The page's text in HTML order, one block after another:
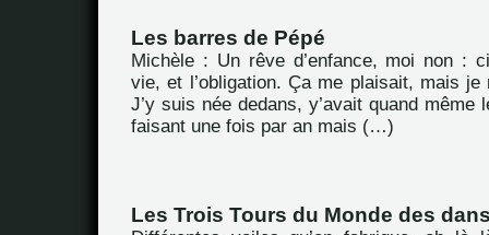
Les barres de Pépé
Michèle : Un rêve d’enfance, moi non :
vie, et l’obligation. Ça me plaisait, mais je
J’y suis née dedans, y’avait quand même
faisant une fois par an mais (…)
Les Trois Tours du Monde des